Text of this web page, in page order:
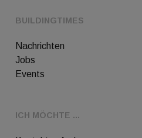
BUILDINGTIMES
Nachrichten
Jobs
Events
ICH MÖCHTE ...